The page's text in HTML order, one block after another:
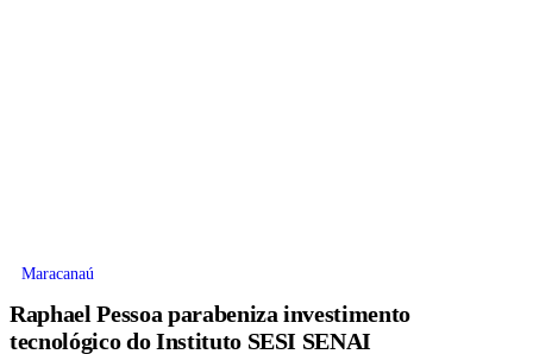
Maracanaú
Raphael Pessoa parabeniza investimento
tecnológico do Instituto SESI SENAI